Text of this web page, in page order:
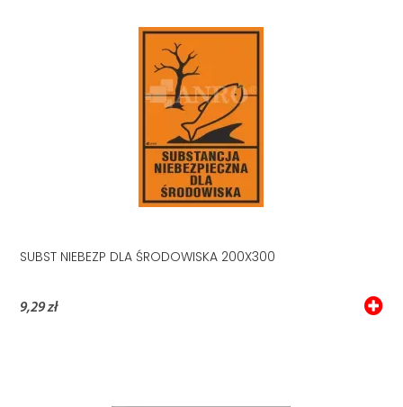
SUBST NIEBEZP DLA ŚRODOWISKA 200X300
9,29 zł